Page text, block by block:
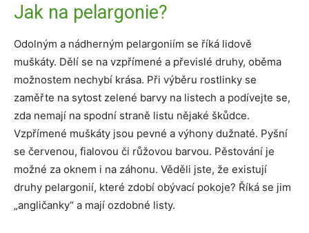
Jak na pelargonie?
Odolným a nádherným pelargoniím se říká lidově
muškáty. Dělí se na vzpřímené a převislé druhy, oběma
možnostem nechybí krása. Při výběru rostlinky se
zaměřte na sytost zelené barvy na listech a podívejte se,
zda nemají na spodní straně listu nějaké škůdce.
Vzpřímené muškáty jsou pevné a výhony dužnaté. Pyšní
se červenou, fialovou či růžovou barvou. Pěstování je
možné za oknem i na záhonu. Věděli jste, že existují
druhy pelargonií, které zdobí obývací pokoje? Říká se jim
„angličanky“ a mají ozdobné listy.